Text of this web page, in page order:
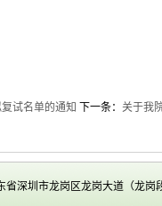
试名单的通知 下一条： 关于我
省深圳市龙岗区龙岗大道（龙